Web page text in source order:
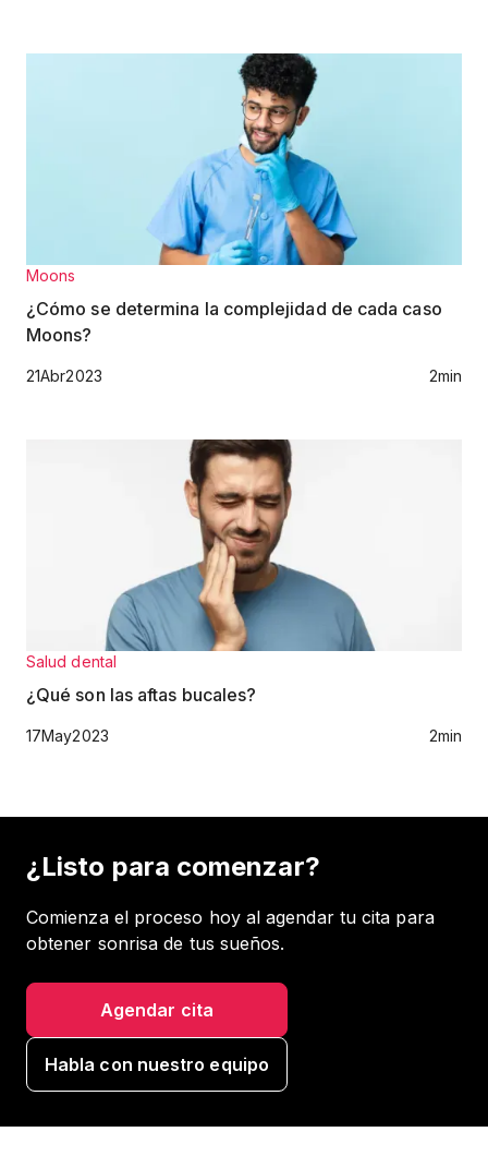
Moons
¿Cómo se determina la complejidad de cada caso
Moons?
21Abr2023 2min
Salud dental
¿Qué son las aftas bucales?
17May2023 2min
¿Listo para comenzar?
Comienza el proceso hoy al agendar tu cita para
obtener sonrisa de tus sueños.
Agendar cita
Habla con nuestro equipo